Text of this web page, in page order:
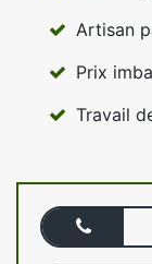
Artisan
Prix
Travail